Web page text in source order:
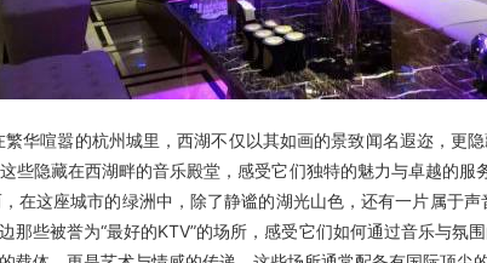
喧嚣的杭州城里，西湖不仅以其如画的景致闻名遐迩，更隐
些隐藏在西湖畔的音乐殿堂，感受它们独特的魅力与卓越
在这座城市的绿洲中，除了静谧的湖光山色，还有一片属于
那些被誉为“最好的KTV”的场所，感受它们如何通过音乐与